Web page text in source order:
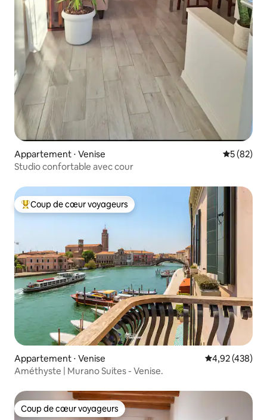
Appartement ⋅ Venise
5 (82)
Studio confortable avec cour
Coups de cœur voyageurs les plus appréciés
Coup de cœur voyageurs
Appartement ⋅ Venise Évaluation
4,92 (438)
Améthyste | Murano Suites - Venise.
Coup de cœur voyageurs
Coup de cœur voyageurs